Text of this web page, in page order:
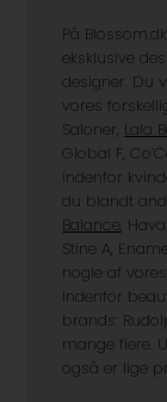
På
eksklusive
designer. Du
vores
Saloner, Lala
Global F,
indenfor
du blandt
Balance,
Stine A,
nogle af
Indenfor
brands:
mange flere.
også er lige